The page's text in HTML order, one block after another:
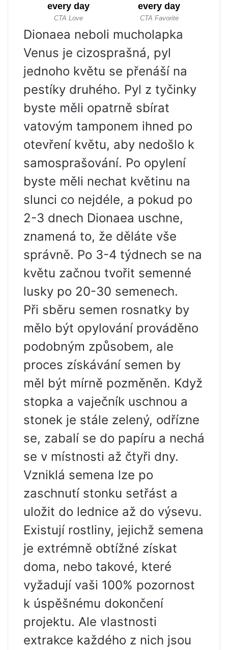
Dionaea neboli mucholapka
Venus je cizosprašná, pyl
jednoho květu se přenáší na
pestíky druhého. Pyl z tyčinky
byste měli opatrně sbírat
vatovým tamponem ihned po
otevření květu, aby nedošlo k
samosprašování. Po opylení
byste měli nechat květinu na
slunci co nejdéle, a pokud po
2-3 dnech Dionaea uschne,
znamená to, že děláte vše
správně. Po 3-4 týdnech se na
květu začnou tvořit semenné
lusky po 20-30 semenech.
Při sběru semen rosnatky by
mělo být opylování prováděno
podobným způsobem, ale
proces získávání semen by
měl být mírně pozměněn. Když
stopka a vaječník uschnou a
stonek je stále zelený, odřízne
se, zabalí se do papíru a nechá
se v místnosti až čtyři dny.
Vzniklá semena lze po
zaschnutí stonku setřást a
uložit do lednice až do výsevu.
Existují rostliny, jejichž semena
je extrémně obtížné získat
doma, nebo takové, které
vyžadují vaši 100% pozornost
k úspěšnému dokončení
projektu. Ale vlastnosti
extrakce každého z nich jsou